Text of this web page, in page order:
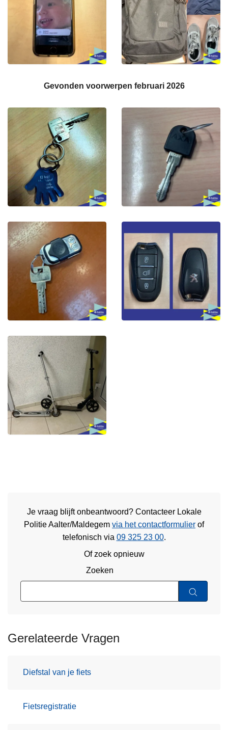
Gevonden voorwerpen februari 2026
Je vraag blijft onbeantwoord? Contacteer Lokale
Politie Aalter/Maldegem via het contactformulier of
telefonisch via 09 325 23 00.
Of zoek opnieuw
Zoeken
Gerelateerde Vragen
Diefstal van je fiets
Fietsregistratie